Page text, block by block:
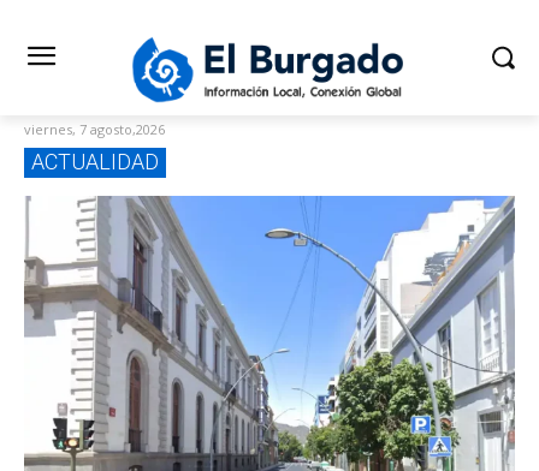
viernes, 7 agosto,2026
ACTUALIDAD